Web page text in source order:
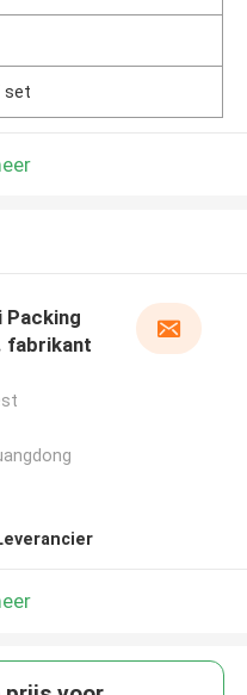
set
Packing
fabrikant